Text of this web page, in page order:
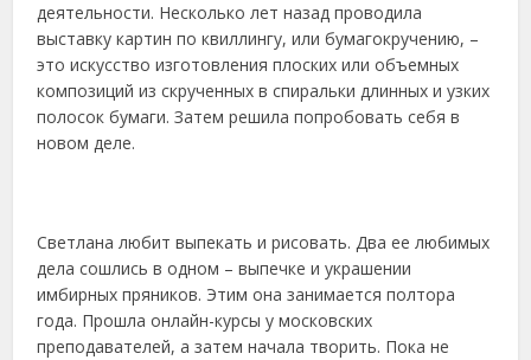
деятельности. Несколько лет назад проводила
выставку картин по квиллингу, или бумагокручению, –
это искусство изготовления плоских или объемных
композиций из скрученных в спиральки длинных и узких
полосок бумаги. Затем решила попробовать себя в
новом деле.
Светлана любит выпекать и рисовать. Два ее любимых
дела сошлись в одном – выпечке и украшении
имбирных пряников. Этим она занимается полтора
года. Прошла онлайн-курсы у московских
преподавателей, а затем начала творить. Пока не